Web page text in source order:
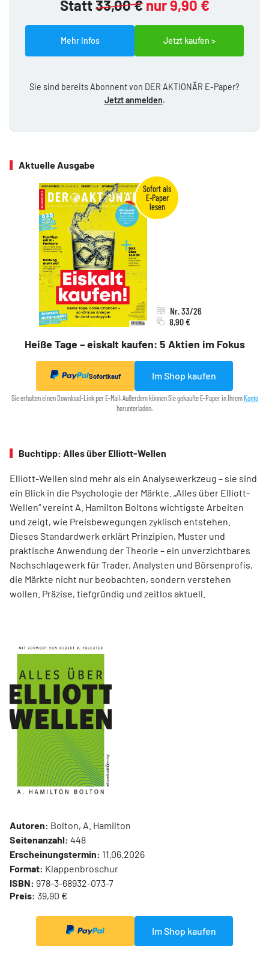
Statt33,00 € nur 9,90 €
Mehr Infos Jetzt kaufen >
Sie sind bereits Abonnent von DER AKTIONÄR E-Paper?
Jetzt anmelden.
Aktuelle Ausgabe
Heiße Tage – eiskalt kaufen: 5 Aktien im Fokus
Nr. 33/26
8,90 €
Sofortkauf Im Shop kaufen
Sie erhalten einen Download-Link per E-Mail. Außerdem können Sie gekaufte E-Paper in Ihrem Konto
herunterladen.
Buchtipp: Alles über Elliott-Wellen
Elliott-Wellen sind mehr als ein Analysewerkzeug – sie sind
ein Blick in die Psychologie der Märkte. „Alles über Elliott-
Wellen“ vereint A. Hamilton Boltons wichtigste Arbeiten
und zeigt, wie Preisbewegungen zyklisch entstehen.
Dieses Standardwerk erklärt Prinzipien, Muster und
praktische Anwendung der Theorie – ein unverzichtbares
Nachschlagewerk für Trader, Analysten und Börsenprofis,
die Märkte nicht nur beobachten, sondern verstehen
wollen. Präzise, tiefgründig und zeitlos aktuell.
Autoren: Bolton, A. Hamilton
Seitenanzahl: 448
Erscheinungstermin: 11.06.2026
Format: Klappenbroschur
ISBN: 978-3-68932-073-7
Preis: 39,90 €
Im Shop kaufen